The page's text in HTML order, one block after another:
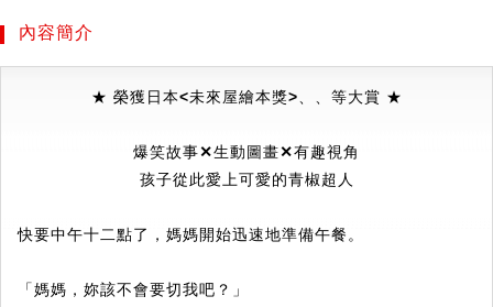
內容簡介
★ 榮獲日本<未來屋繪本獎>、 、 等大賞 ★
爆笑故事✕生動圖畫✕有趣視角
孩子從此愛上可愛的青椒超人
快要中午十二點了，媽媽開始迅速地準備午餐。
「媽媽，妳該不會要切我吧？」